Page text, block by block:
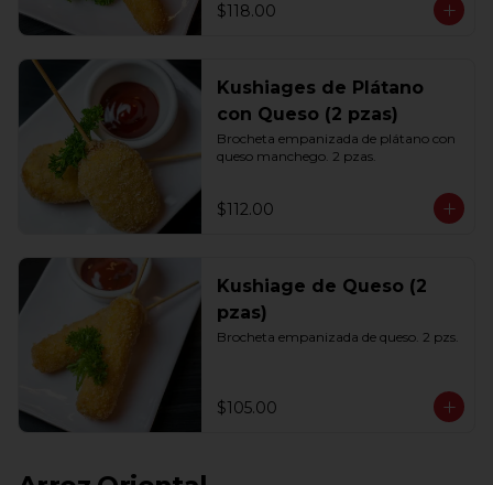
$118.00
Kushiages de Plátano
con Queso (2 pzas)
Brocheta empanizada de plátano con
queso manchego. 2 pzas.
$112.00
Kushiage de Queso (2
pzas)
Brocheta empanizada de queso. 2 pzs.
$105.00